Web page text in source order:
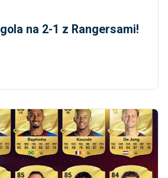
na 2-1 z Rangersami!